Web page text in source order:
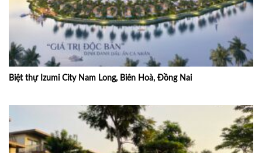
Biệt thự Izumi City Nam Long, Biên Hoà, Đồng Nai